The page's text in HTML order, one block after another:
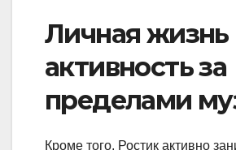
Личная жизнь
активность за
пределами
Кроме того, Ростик активно